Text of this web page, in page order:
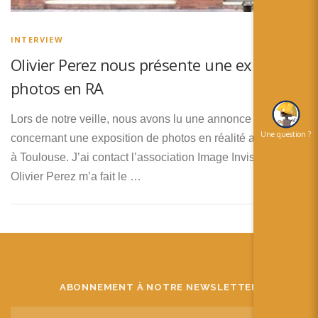
Español
INTERVIEW
Olivier Perez nous présente une expo
photos en RA
Lors de notre veille, nous avons lu une annonce
concernant une exposition de photos en réalité augmentée
à Toulouse. J’ai contact l’association Image Invisible et
Olivier Perez m’a fait le …
ABONNEMENT À NOTRE NEWSLETTER
Une question ?